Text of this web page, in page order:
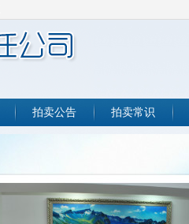
拍卖公告 拍卖常识